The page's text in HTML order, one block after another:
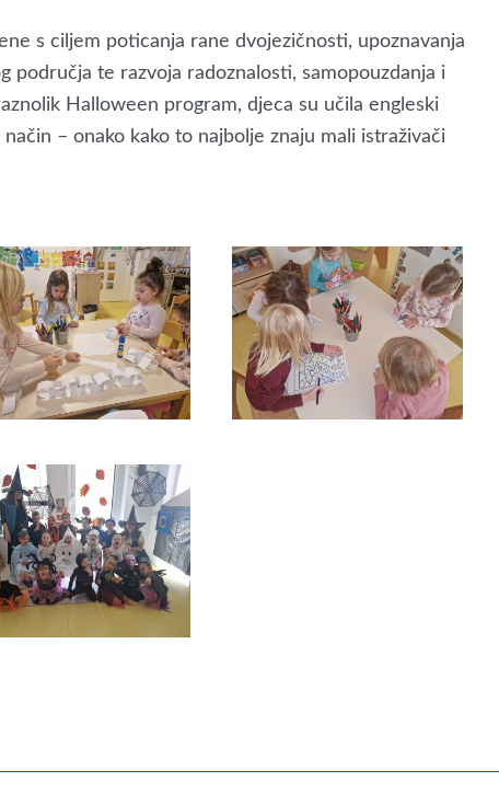
s ciljem poticanja rane dvojezičnosti, upoznavanja
područja te razvoja radoznalosti, samopouzdanja i
Halloween program, djeca su učila engleski
– onako kako to najbolje znaju mali istraživači